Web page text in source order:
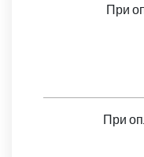
При
При